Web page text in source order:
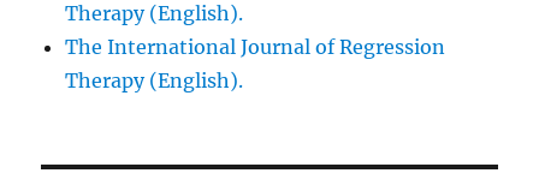
Therapy (English).
The International Journal of Regression
Therapy (English).